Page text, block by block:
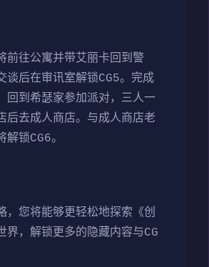
前往公寓并带艾丽卡回到警
谈后在审讯室解锁CG5。完成
回到希瑟家参加派对，三人一
后去成人商店。与成人商店老
锁CG6。
，您将能够更轻松地探索《创
界，解锁更多的隐藏内容与CG